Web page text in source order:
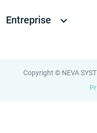
Entreprise
Copyright © NEVA